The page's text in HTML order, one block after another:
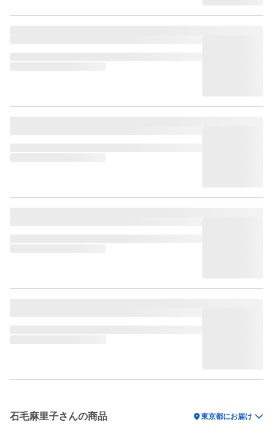
石毛麻里子さんの商品 location_on東京都にお届け